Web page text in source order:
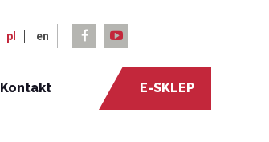
pl en
Kontakt E-SKLEP